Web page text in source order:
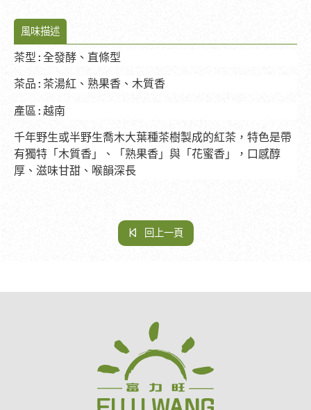
風味描述
茶型 : 全發酵、直條型
茶品 : 茶湯紅、熟果香、木質香
產區 :越南
千年野生或半野生喬木大葉種茶樹製成的紅茶，特色是帶
有獨特「木質香」、「熟果香」與「花蜜香」，口感醇
厚、滋味甘甜、喉韻深長
回上一頁